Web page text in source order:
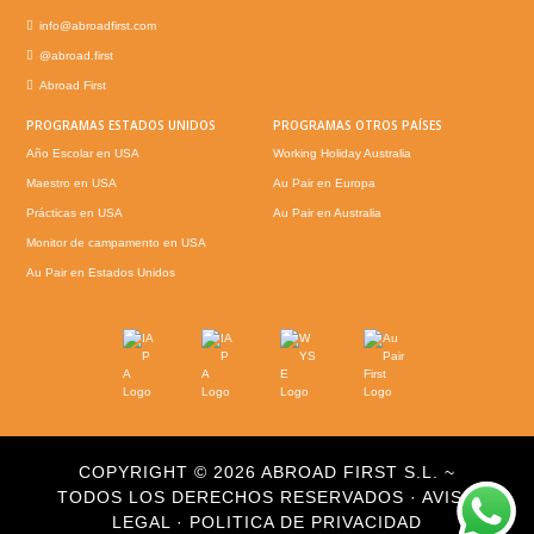
info@abroadfirst.com
@abroad.first
Abroad First
PROGRAMAS ESTADOS UNIDOS
Año Escolar en USA
Maestro en USA
Prácticas en USA
Monitor de campamento en USA
Au Pair en Estados Unidos
PROGRAMAS OTROS PAÍSES
Working Holiday Australia
Au Pair en Europa
Au Pair en Australia
COPYRIGHT © 2026 ABROAD FIRST S.L. ~
TODOS LOS DERECHOS RESERVADOS · AVISO
LEGAL
· POLITICA DE PRIVACIDAD